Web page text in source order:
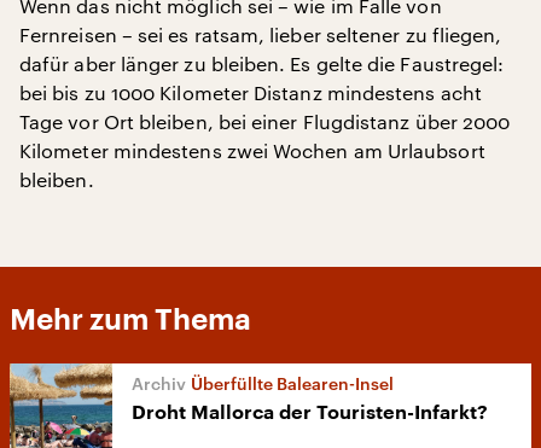
Wenn das nicht möglich sei – wie im Falle von
Fernreisen – sei es ratsam, lieber seltener zu fliegen,
dafür aber länger zu bleiben. Es gelte die Faustregel:
bei bis zu 1000 Kilometer Distanz mindestens acht
Tage vor Ort bleiben, bei einer Flugdistanz über 2000
Kilometer mindestens zwei Wochen am Urlaubsort
bleiben.
Mehr zum Thema
Überfüllte Balearen-Insel
Droht Mallorca der Touristen-Infarkt?